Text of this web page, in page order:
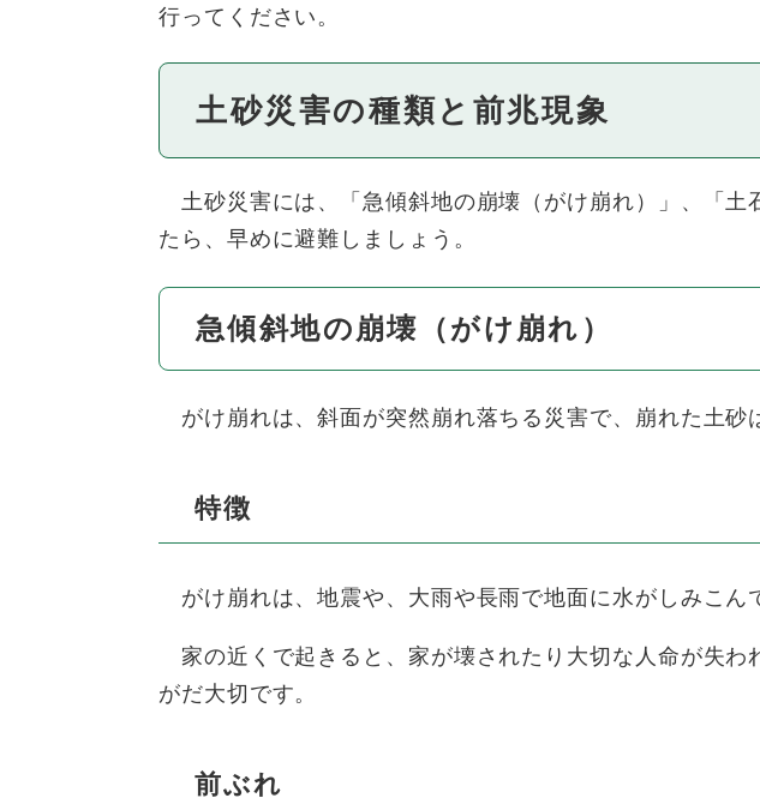
行ってください。
土砂災害の種類と前兆現象
土砂災害には、「急傾斜地の崩壊（がけ崩れ）」、「土
たら、早めに避難しましょう。
急傾斜地の崩壊（がけ崩れ）
がけ崩れは、斜面が突然崩れ落ちる災害で、崩れた土砂
特徴
がけ崩れは、地震や、大雨や長雨で地面に水がしみこん
家の近くで起きると、家が壊されたり大切な人命が失わ
がだ大切です。
前ぶれ